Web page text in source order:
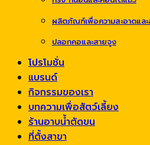
ผลิตภัณฑ์เพื่อความสะอาดแล
ปลอกคอและสายจูง
โปรโมชั่น
แบรนด์
กิจกรรมของเรา
บทความเพื่อสัตว์เลี้ยง
ร้านอาบน้ำตัดขน
ที่ตั้งสาขา